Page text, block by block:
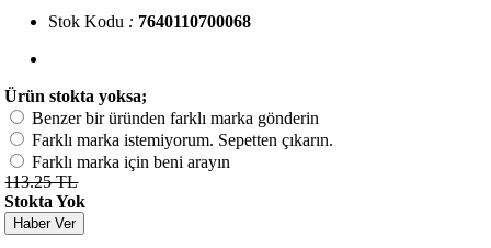
Stok Kodu : 7640110700068
Ürün stokta yoksa;
Benzer bir üründen farklı marka gönderin
Farklı marka istemiyorum. Sepetten çıkarın.
Farklı marka için beni arayın
113.25 TL
Stokta Yok
Haber Ver